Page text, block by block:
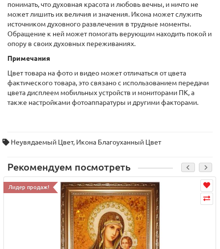
понимать, что духовная красота и любовь вечны, и ничто не
может лишить их величия и значения. Икона может служить
источником духовного развлечения в трудные моменты.
Обращение к ней может помогать верующим находить покой и
опору в своих духовных переживаниях.
Примечания
Цвет товара на фото и видео может отличаться от цвета
фактического товара, это связано с использованием передачи
цвета дисплеем мобильных устройств и мониторами ПК, а
также настройками фотоаппаратуры и другими факторами.
Неувядаемый Цвет, Икона Благоуханный Цвет
Рекомендуем посмотреть
Лидер продаж!